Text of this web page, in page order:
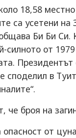
18,58
са усетени на
Би Би Си.
силното от
споделил в
че броя на
от